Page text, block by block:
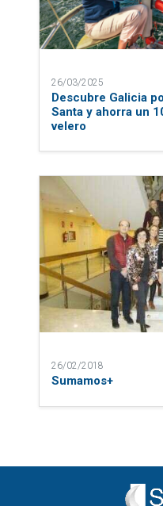
26/03/2025
Descubre Galicia
Santa y ahorra un
velero
26/02/2018
Sumamos+